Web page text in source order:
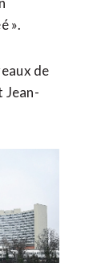
».
de
Jean-